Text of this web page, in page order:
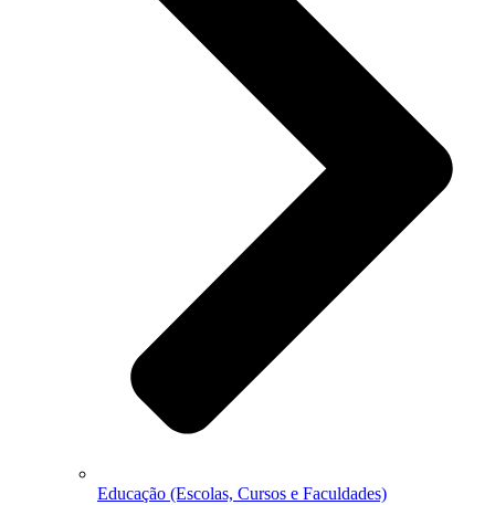
Educação (Escolas, Cursos e Faculdades)